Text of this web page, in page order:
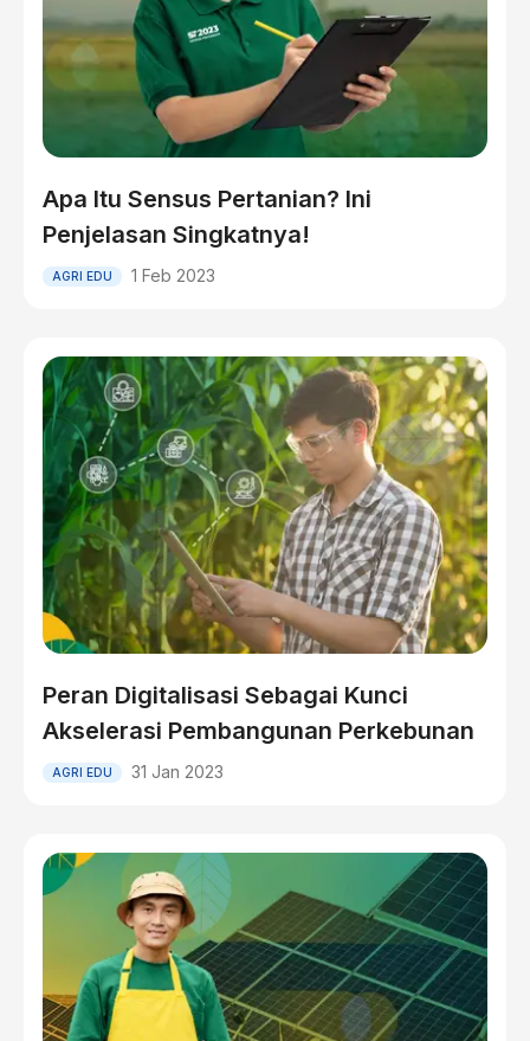
Apa Itu Sensus Pertanian? Ini
Penjelasan Singkatnya!
AGRI EDU 1 Feb 2023
Peran Digitalisasi Sebagai Kunci
Akselerasi Pembangunan Perkebunan
AGRI EDU 31 Jan 2023